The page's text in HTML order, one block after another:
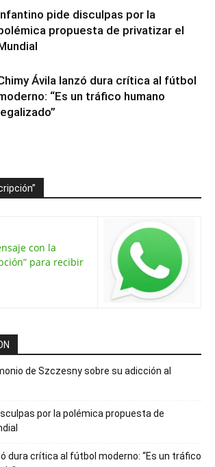
pide disculpas por la
propuesta de privatizar el
Ávila lanzó dura crítica al fútbol
“Es un tráfico humano
con la
para recibir
de Szczesny sobre su adicción al
por la polémica propuesta de
dura crítica al fútbol moderno: “Es un tráfico